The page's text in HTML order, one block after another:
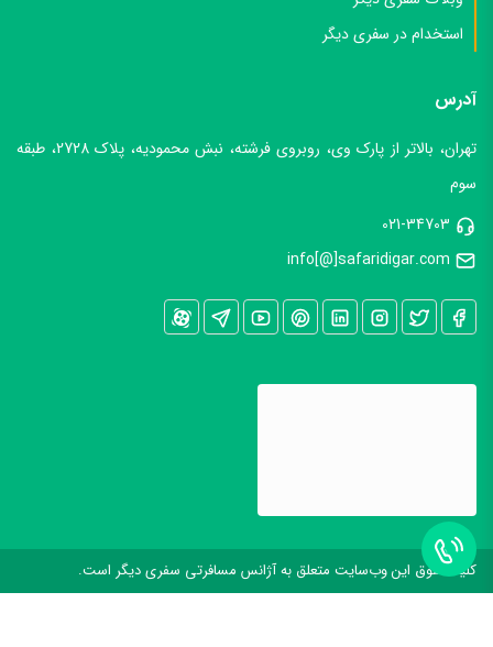
وبلاگ سفری دیگر
استخدام در سفری دیگر
آدرس
تهران، بالاتر از پارک وی، روبروی فرشته، نبش محمودیه، پلاک 2728، طبقه
سوم
info[@]safaridigar.com
کليه حقوق اين وب‌سايت متعلق به آژانس مسافرتی سفری دیگر است.